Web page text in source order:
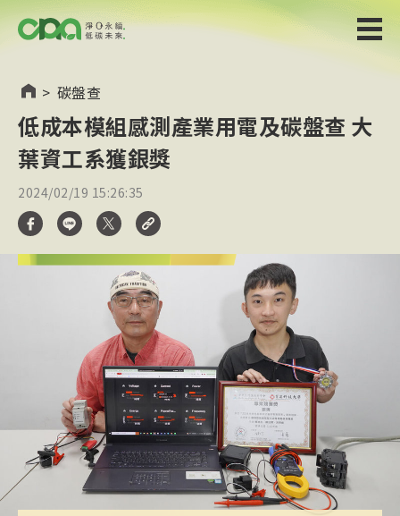
> 碳盤查
低成本模組感測產業用電及碳盤查 大
葉資工系獲銀獎
2024/02/19 15:26:35